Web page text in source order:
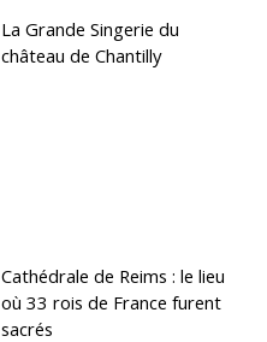
La Grande Singerie du
château de Chantilly
Cathédrale de Reims : le lieu
où 33 rois de France furent
sacrés